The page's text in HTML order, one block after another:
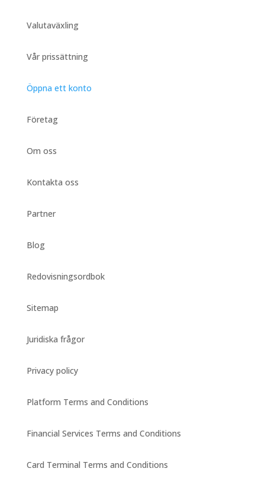
Valutaväxling
Vår prissättning
Öppna ett konto
Företag
Om oss
Kontakta oss
Partner
Blog
Redovisningsordbok
Sitemap
Juridiska frågor
Privacy policy
Platform Terms and Conditions
Financial Services Terms and Conditions
Card Terminal Terms and Conditions